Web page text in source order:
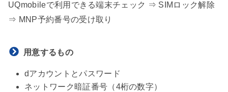
UQmobileで利用できる端末チェック ⇒ SIMロック解除
⇒ MNP予約番号の受け取り
用意するもの
dアカウントとパスワード
ネットワーク暗証番号（4桁の数字）